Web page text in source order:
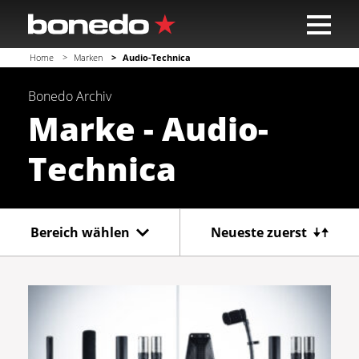
Home Marken Audio-Technica
BonedoArchiv
Marke - Audio-
Technica
Bereich wählen
Gitarre
Neueste zuerst